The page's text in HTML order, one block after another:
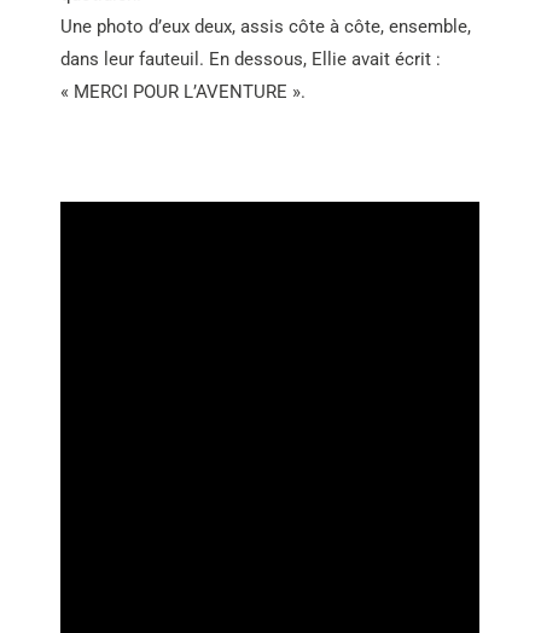
Une photo d’eux deux, assis côte à côte, ensemble,
dans leur fauteuil. En dessous, Ellie avait écrit :
« MERCI POUR L’AVENTURE ».